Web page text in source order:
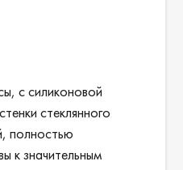
с силиконовой
стеклянного
полностью
к значительным